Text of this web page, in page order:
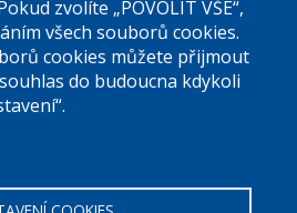
13.00-18.00
zvolíte „POVOLIT VŠE“,
všech souborů cookies.
cookies můžete přijmout
do budoucna kdykoli